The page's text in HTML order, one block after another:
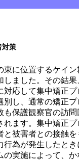
対策
東に位置するケイ
しました。その結
対応して集中矯正
し、通常の矯正
も保護観察官の訪
ます。集中矯正
と被害者との接触
為が発生したと
実施によって、